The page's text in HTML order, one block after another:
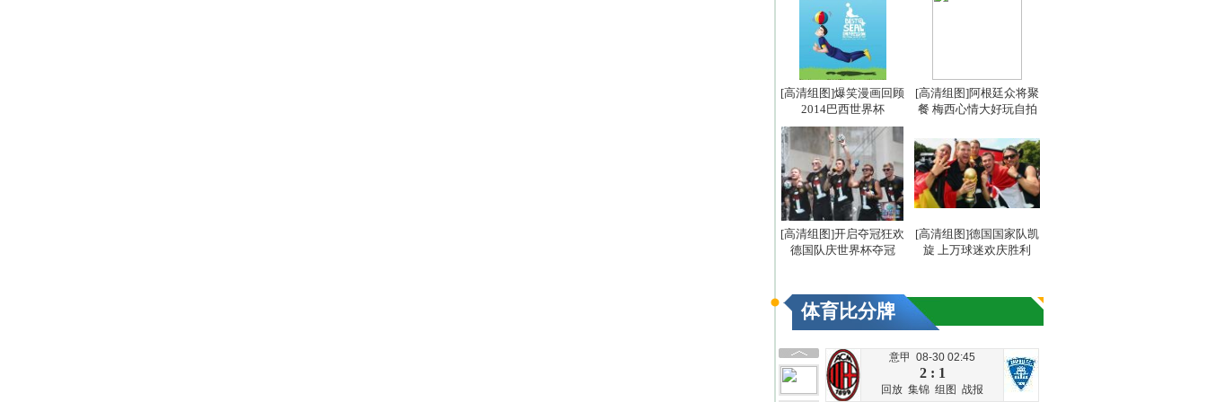
[高清组图]爆笑漫画回顾
2014巴西世界杯
[高清组图]阿根廷众将聚
餐 梅西心情大好玩自拍
[高清组图]开启夺冠狂欢
德国队庆世界杯夺冠
[高清组图]德国国家队凯
旋 上万球迷欢庆胜利
体育比分牌
意甲 08-30 02:45
2 : 1
回放 集锦 组图 战报